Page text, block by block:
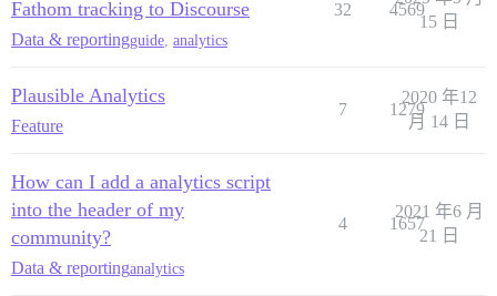
Fathom tracking to Discourse
Data & reportingguide analytics
32 4569
15 日
Plausible Analytics
Feature
7 1279
2020 年12
月 14 日
How can I add a analytics script
into the header of my
community?
Data & reportinganalytics
4 1657
2021 年6 月
21 日